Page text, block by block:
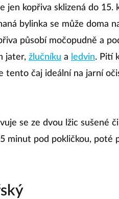
jen kopřiva sklizená do 15.
bylinka se může doma
působí močopudně a
jater, žlučníku a ledvin. Pití
tento čaj ideální na jarní
se ze dvou lžic sušené
minut pod pokličkou, poté